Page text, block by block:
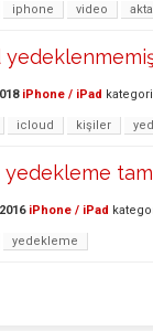
iphone video
iPhone / iPad
icloud kişiler
iPhone / iPad
yedekleme